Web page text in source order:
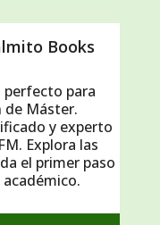
Books
perfecto para
de Máster.
y experto
Explora las
el primer paso